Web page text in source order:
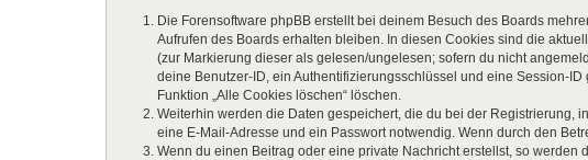
Die Forensoftware phpBB erstellt bei deinem Besuch des Boards
Aufrufen des Boards erhalten bleiben. In diesen Cookies sind die
(zur Markierung dieser als gelesen/ungelesen; sofern du nicht
deine Benutzer-ID, ein Authentifizierungsschlüssel und eine Session-
Funktion „Alle Cookies löschen“ löschen.
Weiterhin werden die Daten gespeichert, die du bei der Registrierung,
eine E-Mail-Adresse und ein Passwort notwendig. Wenn durch den
Wenn du einen Beitrag oder eine private Nachricht erstellst, so